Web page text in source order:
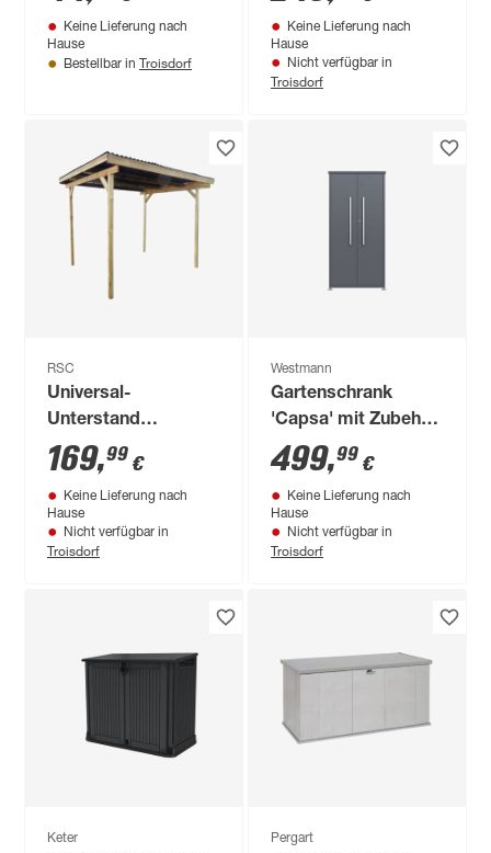
metallic
Keine Lieferung nach
Hause
Bestellbar in Troisdorf
Keine Lieferung nach
Hause
Nicht verfügbar in
Troisdorf
RSC
Universal-
Unterstand
Nadelholz 300 x 250
cm
169,99 €
Keine Lieferung nach
Hause
Nicht verfügbar in
Troisdorf
Westmann
Gartenschrank
'Capsa' mit Zubehör
anthrazit 90 x 65 x
187 cm
499,99 €
Keine Lieferung nach
Hause
Nicht verfügbar in
Troisdorf
Keter Pergart